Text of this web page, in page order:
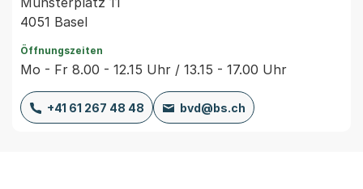
4051 Basel
Öffnungszeiten
Mo - Fr 8.00 - 12.15 Uhr / 13.15 - 17.00 Uhr
+41 61 267 48 48 bvd@bs.ch